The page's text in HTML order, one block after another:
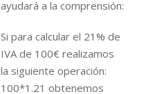
ayudará a la comprensión:
Si para calcular el 21% de
IVA de 100€ realizamos
la siguiente operación:
100*1.21 obtenemos